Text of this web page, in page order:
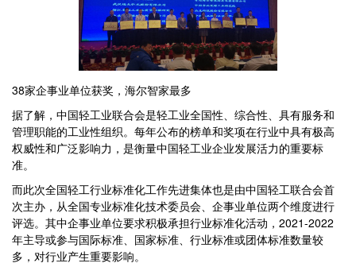
38家企事业单位获奖，海尔智家最多
据了解，中国轻工业联合会是轻工业全国性、综合性、具有服务和
管理职能的工业性组织。每年公布的榜单和奖项在行业中具有极高
权威性和广泛影响力，是衡量中国轻工业企业发展活力的重要标
准。
而此次全国轻工行业标准化工作先进集体也是由中国轻工联合会首
次主办，从全国专业标准化技术委员会、企事业单位两个维度进行
评选。其中企事业单位要求积极承担行业标准化活动，2021-2022
年主导或参与国际标准、国家标准、行业标准或团体标准数量较
多，对行业产生重要影响。